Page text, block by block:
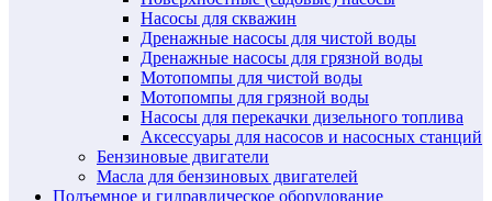
Насосы для скважин
Дренажные насосы для чистой воды
Дренажные насосы для грязной воды
Мотопомпы для чистой воды
Мотопомпы для грязной воды
Насосы для перекачки дизельного топлива
Аксессуары для насосов и насосных станций
Бензиновые двигатели
Масла для бензиновых двигателей
Подъемное и гидравлическое оборудование